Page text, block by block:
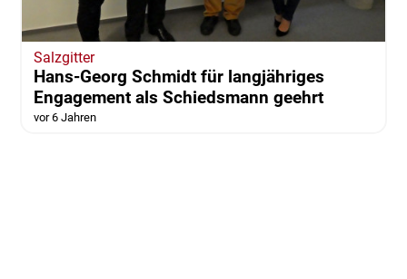
Salzgitter
Hans-Georg Schmidt für langjähriges
Engagement als Schiedsmann geehrt
vor 6 Jahren